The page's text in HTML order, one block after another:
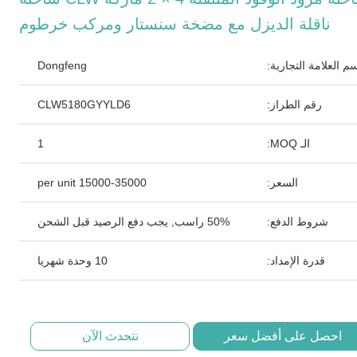
ناقلة الديزل مع مضخة سنستار ومركب خرطوم
العلامة التجارية: Dongfeng
رقم الطراز: CLW5180GYYLD6
الـ MOQ: 1
السعر: 15000-35000 per unit
شروط الدفع: 50% راسب, يجب دفع الرصيد قبل الشحن
قدرة الإمداد: 10 وحدة شهريا
احصل على أفضل سعر نتحدث الآن